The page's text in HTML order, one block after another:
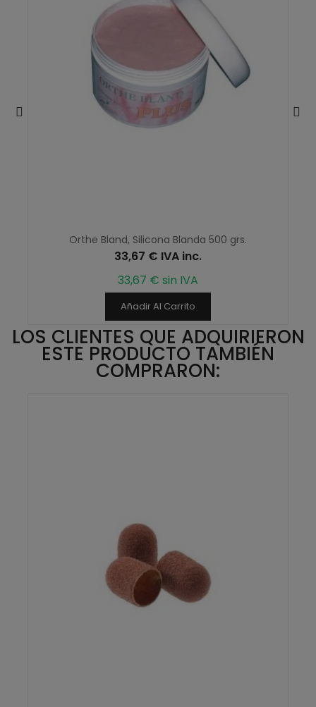
Orthe Bland, Silicona Blanda 500 grs.
33,67 € IVA inc.
33,67 € sin IVA
Añadir Al Carrito
LOS CLIENTES QUE ADQUIRIERON
ESTE PRODUCTO TAMBIÉN
COMPRARON: